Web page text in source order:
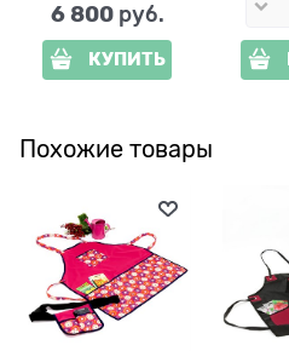
6 800 руб.
КУПИТЬ
Похожие товары